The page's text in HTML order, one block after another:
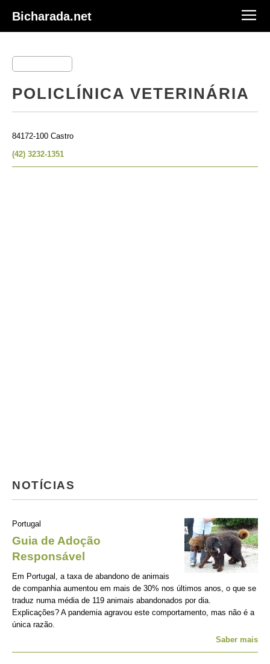
Bicharada.net
POLICLÍNICA VETERINÁRIA
84172-100 Castro
(42) 3232-1351
NOTÍCIAS
Portugal
Guia de Adoção
Responsável
Em Portugal, a taxa de abandono de animais
de companhia aumentou em mais de 30% nos últimos anos, o que se
traduz numa média de 119 animais abandonados por dia.
Explicações? A pandemia agravou este comportamento, mas não é a
única razão.
Saber mais